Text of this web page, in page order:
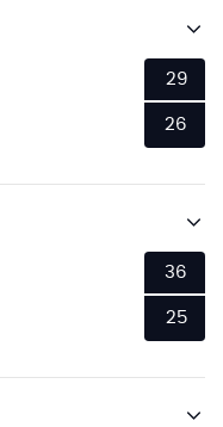
29
26
36
25